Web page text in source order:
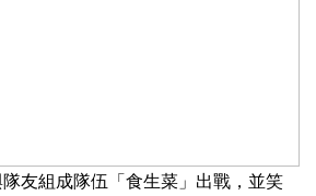
友組成隊伍「食生菜」出戰，並笑